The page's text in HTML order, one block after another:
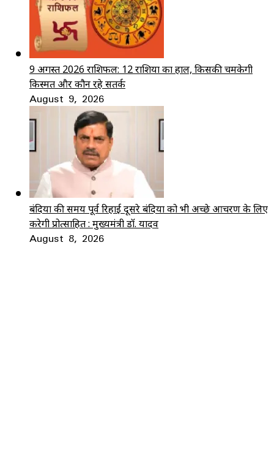
9 अगस्त 2026 राशिफल: 12 राशियों का हाल, किसकी चमकेगी
किस्मत और कौन रहे सतर्क
August 9, 2026
बंदियों की समय पूर्व रिहाई दूसरे बंदियों को भी अच्छे आचरण के लिए
करेगी प्रोत्साहित : मुख्यमंत्री डॉ. यादव
August 8, 2026